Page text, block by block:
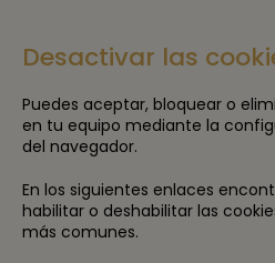
Desactivar las
Puedes aceptar, bloquear o
en tu equipo mediante la
del navegador.
En los siguientes enlaces
habilitar o deshabilitar las
más comunes.